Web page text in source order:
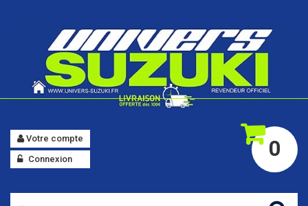
0
Votre compte
Connexion